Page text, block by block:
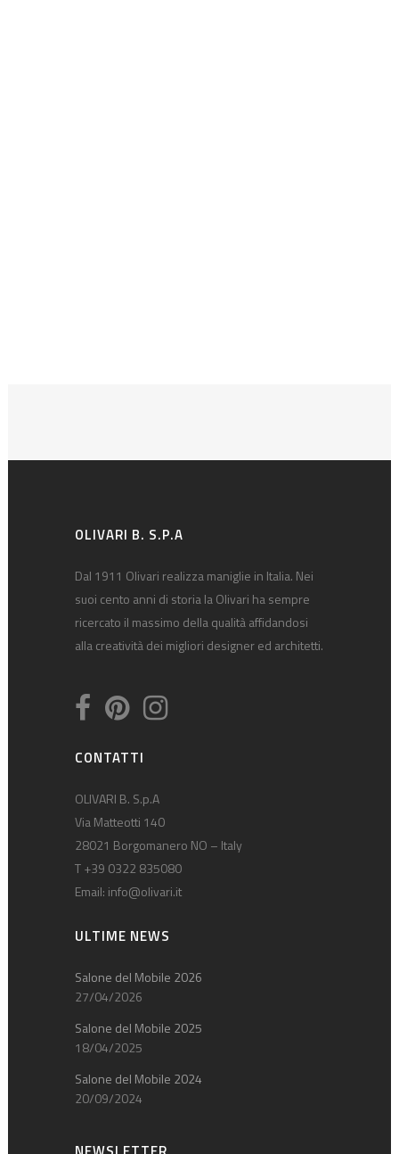
OLIVARI B. S.P.A
Dal 1911 Olivari realizza maniglie in Italia. Nei
suoi cento anni di storia la Olivari ha sempre
ricercato il massimo della qualità affidandosi
alla creatività dei migliori designer ed architetti.
CONTATTI
OLIVARI B. S.p.A
Via Matteotti 140
28021 Borgomanero NO – Italy
T +39 0322 835080
Email: info@olivari.it
ULTIME NEWS
Salone del Mobile 2026
27/04/2026
Salone del Mobile 2025
18/04/2025
Salone del Mobile 2024
20/09/2024